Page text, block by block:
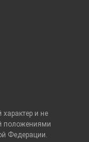
и не
положениями
Федерации.